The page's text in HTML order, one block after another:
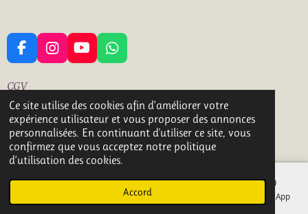
Ce site utilise des cookies afin d’améliorer votre
expérience utilisateur et vous proposer des annonces
personnalisées. En continuant d'utiliser ce site, vous
confirmez que vous acceptez notre politique
d’utilisation des cookies.
Accord
F
A
C
E
B
O
O
K
I
N
T
A
G
R
A
M
Y
O
T
U
B
E
W
H
T
S
A
P
P
CGV
2 bis grande rue 18160 LIGNIERES
© 2023 - 2026 CREAZEN Gemmes et Naturels
Propulsé parWebador
Carte WhatsApp